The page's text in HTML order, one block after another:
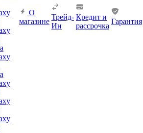
О
магазине
Трейд-
Ин
Кредит и
рассрочка
Гарантия